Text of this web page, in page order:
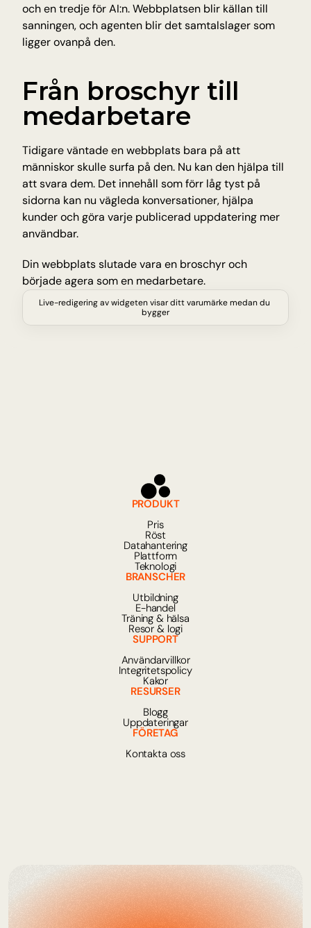
och en tredje för AI:n. Webbplatsen blir källan till
sanningen, och agenten blir det samtalslager som
ligger ovanpå den.
Från broschyr till
medarbetare
Tidigare väntade en webbplats bara på att
människor skulle surfa på den. Nu kan den hjälpa till
att svara dem. Det innehåll som förr låg tyst på
sidorna kan nu vägleda konversationer, hjälpa
kunder och göra varje publicerad uppdatering mer
användbar.
Din webbplats slutade vara en broschyr och
började agera som en medarbetare.
Live-redigering av widgeten visar ditt varumärke medan du
bygger
PRODUKT
Pris
Röst
Datahantering
Plattform
Teknologi
BRANSCHER
Utbildning
E-handel
Träning & hälsa
Resor & logi
SUPPORT
Användarvillkor
Integritetspolicy
Kakor
RESURSER
Blogg
Uppdateringar
FÖRETAG
Kontakta oss